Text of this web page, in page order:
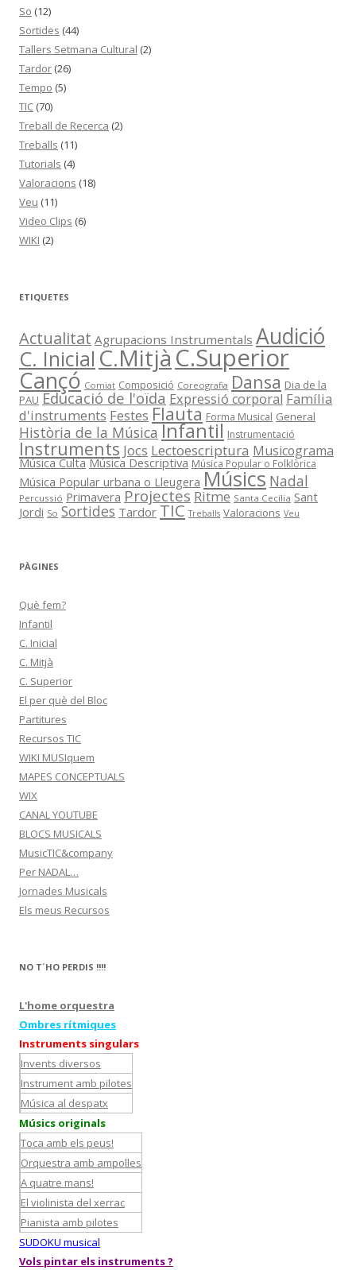
So (12)
Sortides (44)
Tallers Setmana Cultural (2)
Tardor (26)
Tempo (5)
TIC (70)
Treball de Recerca (2)
Treballs (11)
Tutorials (4)
Valoracions (18)
Veu (11)
Video Clips (6)
WIKI (2)
ETIQUETES
Actualitat Agrupacions Instrumentals Audició
C. Inicial C.Mitjà C.Superior
Cançó Comiat Composició Coreografia Dansa Dia de la
PAU Educació de l'oïda Expressió corporal Família
d'instruments Festes Flauta Forma Musical General
Història de la Música Infantil Instrumentació
Instruments Jocs Lectoescriptura Musicograma
Música Culta Música Descriptiva Música Popular o Folklòrica
Música Popular urbana o Lleugera Músics Nadal
Percussió Primavera Projectes Ritme Santa Cecília Sant
Jordi So Sortides Tardor TIC Treballs Valoracions Veu
PÀGINES
Què fem?
Infantil
C. Inicial
C. Mitjà
C. Superior
El per què del Bloc
Partitures
Recursos TIC
WIKI MUSIquem
MAPES CONCEPTUALS
WIX
CANAL YOUTUBE
BLOCS MUSICALS
MusicTIC&company
Per NADAL…
Jornades Musicals
Els meus Recursos
NO T´HO PERDIS !!!!
L'home orquestra
Ombres rítmiques
Instruments singulars
Invents diversos
Instrument amb pilotes
Música al despatx
Músics originals
Toca amb els peus!
Orquestra amb ampolles
A quatre mans!
El violinista del xerrac
Pianista amb pilotes
SUDOKU musical
Vols pintar els instruments ?